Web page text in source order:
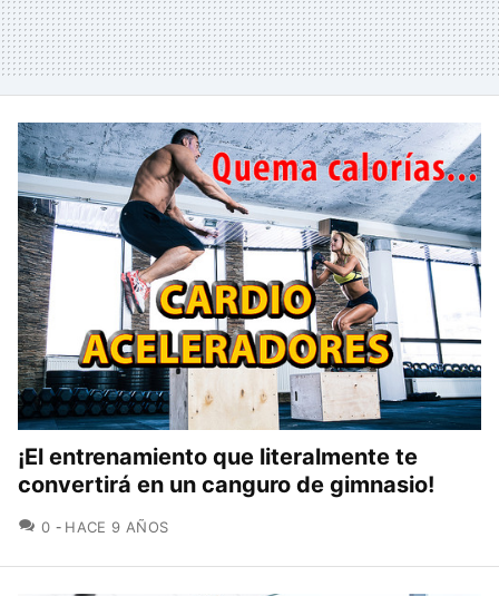
¡El entrenamiento que literalmente te
convertirá en un canguro de gimnasio!
0 COMENTARIOS
HACE 9 AÑOS